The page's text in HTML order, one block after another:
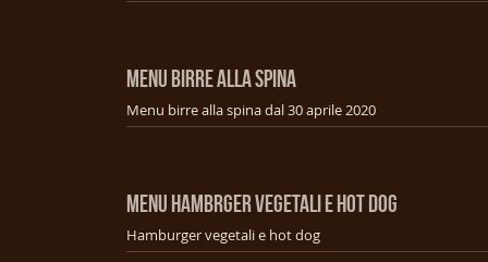
MENU BIRRE ALLA SPINA
Menu birre alla spina dal 30 aprile 2020
MENU HAMBRGER VEGETALI E HOT DOG
Hamburger vegetali e hot dog